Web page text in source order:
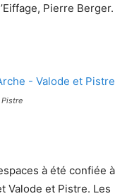
Pierre Berger.
Pistre
à été confiée à
Valode et Pistre. Les